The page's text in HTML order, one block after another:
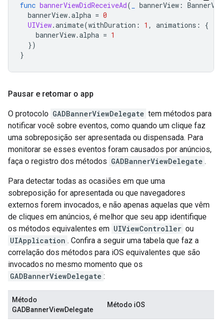
func bannerViewDidReceiveAd( bannerView :
bannerView.alpha = 0
UIView.animate(withDuration : 1 , animations :
{
bannerView.alpha = 1
})
}
Pausar e retomar o app
O protocolo GADBannerViewDelegate tem métodos para
notificar você sobre eventos, como quando um clique faz
uma sobreposição ser apresentada ou dispensada. Para
monitorar se esses eventos foram causados por anúncios,
faça o registro dos métodos GADBannerViewDelegate .
Para detectar todas as ocasiões em que uma
sobreposição for apresentada ou que navegadores
externos forem invocados, e não apenas aquelas que vêm
de cliques em anúncios, é melhor que seu app identifique
os métodos equivalentes em UIViewController ou
UIApplication . Confira a seguir uma tabela que faz a
correlação dos métodos para iOS equivalentes que são
invocados no mesmo momento que os
GADBannerViewDelegate :
Método
GADBannerViewDelegate
Método iOS